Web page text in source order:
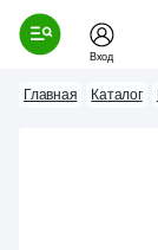
Вход
Главная Каталог